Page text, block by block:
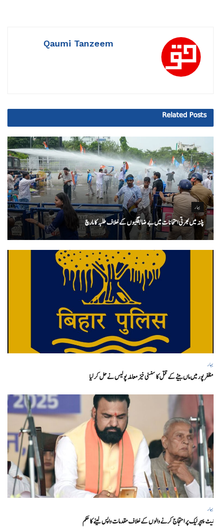
Qaumi Tanzeem
Related Posts
بہار
پٹنہ میں بھرتی امتحانات میں بے ضابطگیوں کے خلاف طلبہ کا مارچ
بہار
مظفر پور میں ماں بیٹے کے قتل کا سنسنی خیز معاملہ پولیس نے حل کر لیا
بہار
نیٹ پیپر لیک پر احتجاج کرنے والوں کے خلاف مقدمات واپس لینے کا حکم